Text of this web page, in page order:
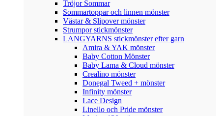
Tröjor Sommar
Sommartoppar och linnen mönster
Västar & Slipover mönster
Strumpor stickmönster
LANGYARNS stickmönster efter garn
Amira & YAK mönster
Baby Cotton Mönster
Baby Lama & Cloud mönster
Crealino mönster
Donegal Tweed + mönster
Infinity mönster
Lace Design
Linello och Pride mönster